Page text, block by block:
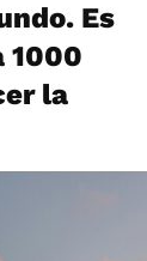
Es
1000
la